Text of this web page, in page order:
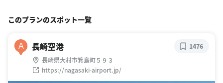
このプランのスポット一覧
A 長崎空港
長崎県大村市箕島町５９３
https://nagasaki-airport.jp/
1476